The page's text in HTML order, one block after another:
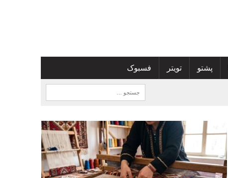
پشتو تویتر فسبوک